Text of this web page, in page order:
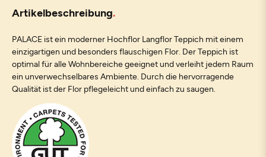
Artikelbeschreibung
PALACE ist ein moderner Hochflor Langflor Teppich mit einem
einzigartigen und besonders flauschigen Flor. Der Teppich ist
optimal für alle Wohnbereiche geeignet und verleiht jedem Raum
ein unverwechselbares Ambiente. Durch die hervorragende
Qualität ist der Flor pflegeleicht und einfach zu saugen.